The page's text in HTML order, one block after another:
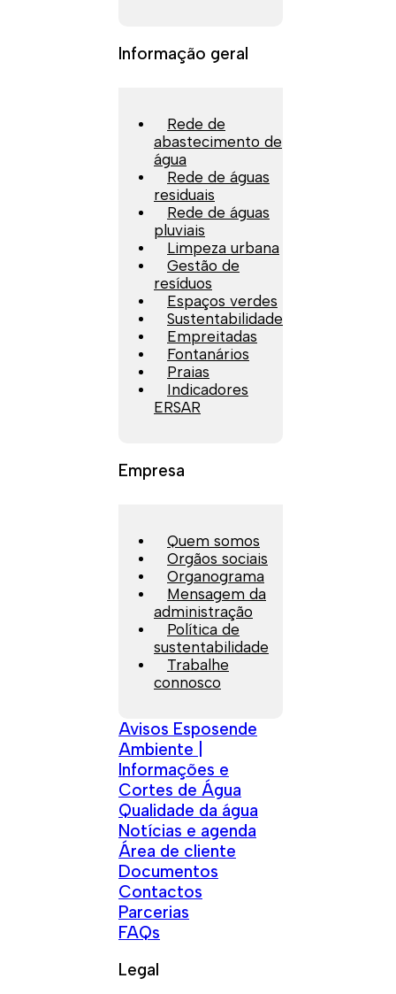
Informação geral
Rede de
abastecimento de
água
Rede de águas
residuais
Rede de águas
pluviais
Limpeza urbana
Gestão de
resíduos
Espaços verdes
Sustentabilidade
Empreitadas
Fontanários
Praias
Indicadores
ERSAR
Empresa
Quem somos
Orgãos sociais
Organograma
Mensagem da
administração
Política de
sustentabilidade
Trabalhe
connosco
Avisos Esposende
Ambiente |
Informações e
Cortes de Água
Qualidade da água
Notícias e agenda
Área de cliente
Documentos
Contactos
Parcerias
FAQs
Legal